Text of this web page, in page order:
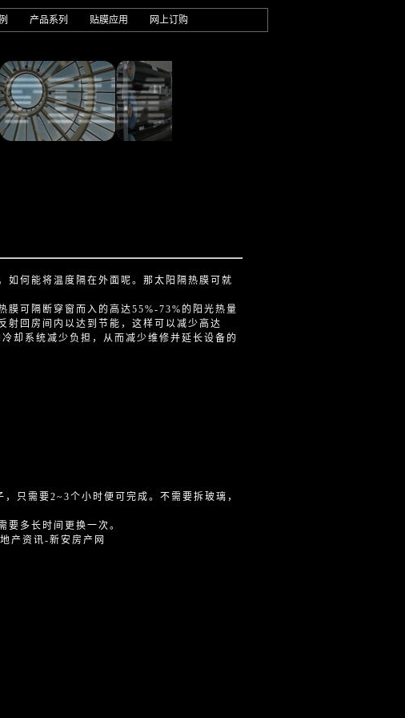
产品系列 贴膜应用 网上订购
如何能将温度隔在外面呢。那太阳隔热膜可就
膜可隔断穿窗而入的高达55%-73%的阳光热量
射回房间内以达到节能，这样可以减少高达
却系统减少负担，从而减少维修并延长设备的
只需要2~3个小时便可完成。不需要拆玻璃，
要多长时间更换一次。
产资讯-新安房产网